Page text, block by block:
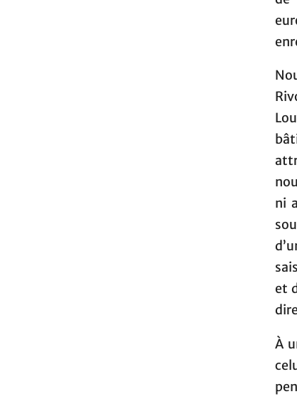
ni
et
À